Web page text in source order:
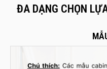
ĐA DẠNG CHỌN